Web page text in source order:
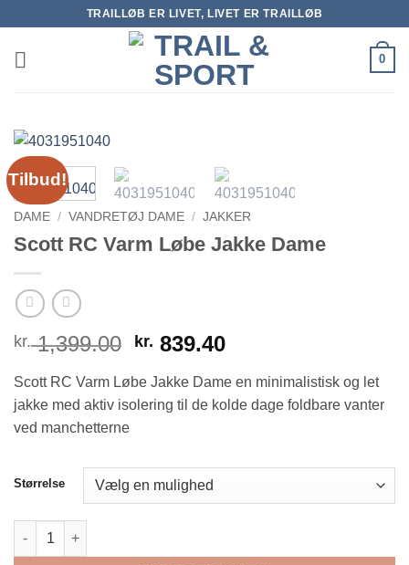
indhold
TRAILLØB ER LIVET, LIVET ER TRAILLØB
0
Tilbud!
DAME / VANDRETØJ DAME / JAKKER
Scott RC Varm Løbe Jakke Dame
kr.1,399.00 Den
pris
var:
kr. 839.40Den
pris
er:
Scott RC Varm Løbe Jakke Dame en minimalistisk og let
jakke med aktiv isolering til de kolde dage foldbare vanter
ved manchetterne
Størrelse
Scott RC Varm Løbe Jakke Dame antal